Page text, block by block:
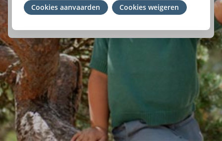
We raden je aan om het ziekenfonds te kiezen waar je lid
van bent. Ben je geen lid? Kies de regio waar je woont.
Cookies weigeren
Cookies aanvaarden
Je
toestemming
intrekken